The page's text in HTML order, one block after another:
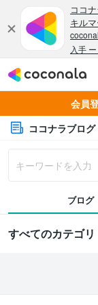
会員
ココナラブログ
ブログ
すべてのカテゴリ